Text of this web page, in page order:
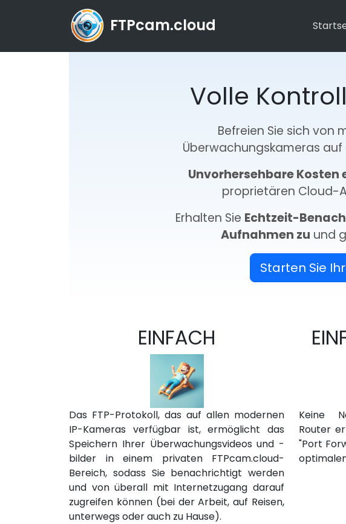
FTPcam.cloud
Volle
Befreien Sie sich von
Überwachungskameras auf
Unvorhersehbare Kosten
proprietären Cloud-
Erhalten Sie Echtzeit-
Aufnahmen zu und
Starten Sie
EINFACH
Das FTP-Protokoll, das auf allen modernen
IP-Kameras verfügbar ist, ermöglicht das
Speichern Ihrer Überwachungsvideos und -
bilder in einem privaten FTPcam.cloud-
Bereich, sodass Sie benachrichtigt werden
und von überall mit Internetzugang darauf
zugreifen können (bei der Arbeit, auf Reisen,
unterwegs oder auch zu Hause).
Keine
Router
"Port